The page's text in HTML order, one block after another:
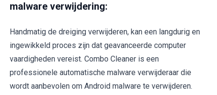
malware verwijdering:
Handmatig de dreiging verwijderen, kan een langdurig en
ingewikkeld proces zijn dat geavanceerde computer
vaardigheden vereist. Combo Cleaner is een
professionele automatische malware verwijderaar die
wordt aanbevolen om Android malware te verwijderen.